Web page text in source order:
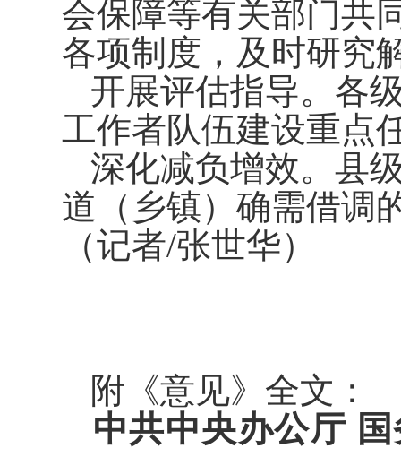
会保障等有关部门共
各项制度，及时研究
开展评估指导。各
工作者队伍建设重点
深化减负增效。县
道（乡镇）确需借调
（记者/张世华）
附《意见》全文：
中共中央办公厅